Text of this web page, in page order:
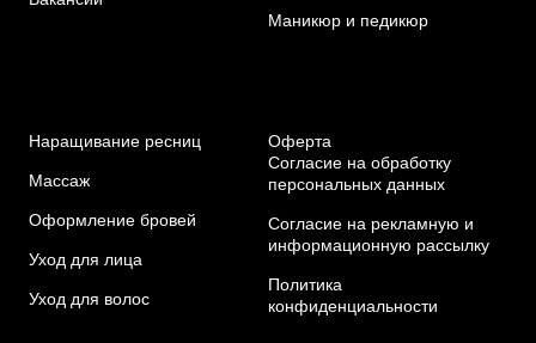
Маникюр и педикюр
Наращивание ресниц
Массаж
Оформление бровей
Уход для лица
Уход для волос
Оферта
Согласие на обработку
персональных данных
Согласие на рекламную и
информационную рассылку
Политика
конфиденциальности